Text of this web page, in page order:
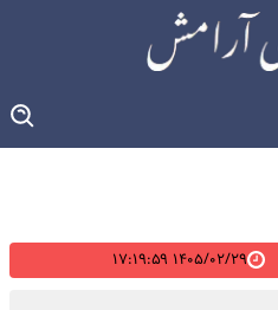
۱۴۰۵/۰۲/۲۹ ۱۷:۱۹:۵۹